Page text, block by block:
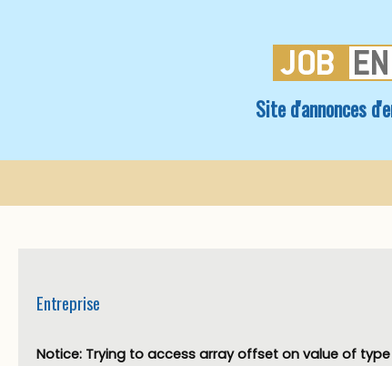
Site d'annonces
Entreprise
Notice: Trying to access array offset on value of